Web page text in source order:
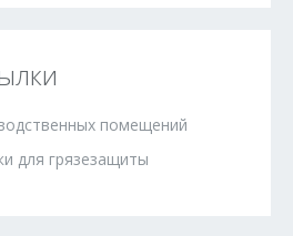
помещений
для грязезащиты